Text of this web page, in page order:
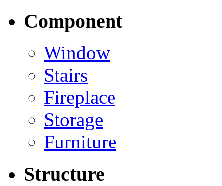
Component
Window
Stairs
Fireplace
Storage
Furniture
Structure